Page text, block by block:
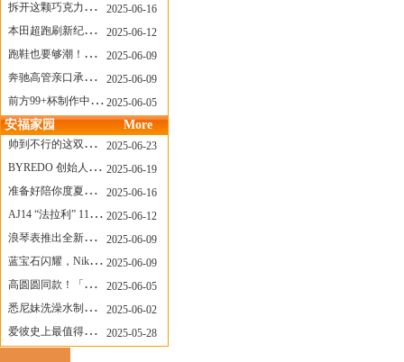
拆开这颗巧克力，居然是皮卡丘？
2025-06-16
本田超跑刷新纪录了！700万元成交价
2025-06-12
跑鞋也要够潮！昂跑 x Slam Jam 联名即将发售
2025-06-09
奔驰高管亲口承认：电动G级，完全失败了！
2025-06-09
前方99+杯制作中！「爷爷不泡茶」苹果狗、桃桃喵，今夏顶流潮饮！
2025-06-05
安福家园 More
帅到不行的这双跑鞋，其实藏着Nike第一位签约跑者的故事
2025-06-23
BYREDO 创始人离任，也带走了那份灵魂感
2025-06-19
准备好陪你度夏，nanamica x Suicoke 新联名来了
2025-06-16
AJ14 “法拉利” 11年后回归，红色超跑气场全开
2025-06-12
浪琴表推出全新先行者系列祖鲁时间1925腕表
2025-06-09
蓝宝石闪耀，Nike Air Max DN8 华丽变身
2025-06-09
高圆圆同款！「赤足New Balance」新联名曝光，铺货了
2025-06-05
悉尼妹洗澡水制成肥皂开启售卖！男粉：这肥皂能吃吗？
2025-06-02
爱彼史上最值得看的大展！揭秘150年传奇制表背后
2025-05-28